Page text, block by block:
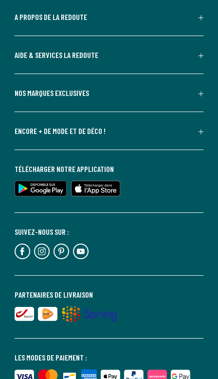
A PROPOS DE LA REDOUTE
AIDE & SERVICES LA REDOUTE
NOS MARQUES EXCLUSIVES
ENCORE + DE MODE ET DE DÉCO !
LES MODES DE PAIEMENT :
PARTENAIRES DE LIVRAISON
SUIVEZ-NOUS SUR :
TÉLÉCHARGER NOTRE APPLICATION